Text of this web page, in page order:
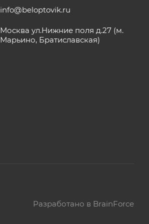
info@beloptovik.ru
Москва ул.Нижние поля д.27 (м.
Марьино, Братиславская)
Разработано в BrainForce